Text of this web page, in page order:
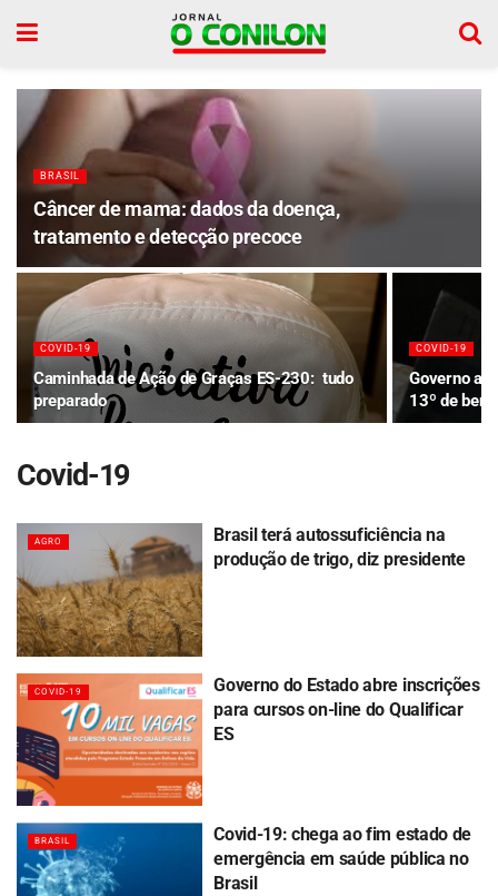
BRASIL
Câncer de mama: dados da doença,
tratamento e detecção precoce
COVID-19
Caminhada de Ação de Graças ES-230: tudo
preparado
COVID-19
Governo
13º de
Covid-19
AGRO
Brasil terá autossuficiência na
produção de trigo, diz presidente
COVID-19
Governo do Estado abre inscrições
para cursos on-line do Qualificar
ES
BRASIL
Covid-19: chega ao fim estado de
emergência em saúde pública no
Brasil